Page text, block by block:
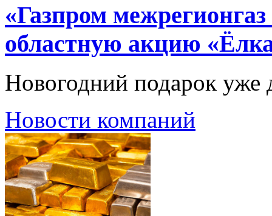
«Газпром
областную акцию
Новогодний подарок уже
Новости компаний